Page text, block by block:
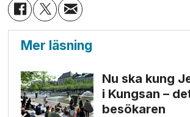
Mer läsning
Nu ska kung
i Kungsan –
besökaren